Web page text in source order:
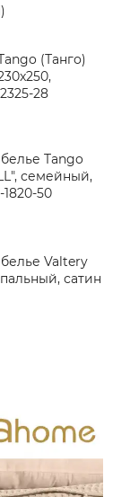
(Танго)
28
Tango
семейный,
1820-50
Valtery
сатин